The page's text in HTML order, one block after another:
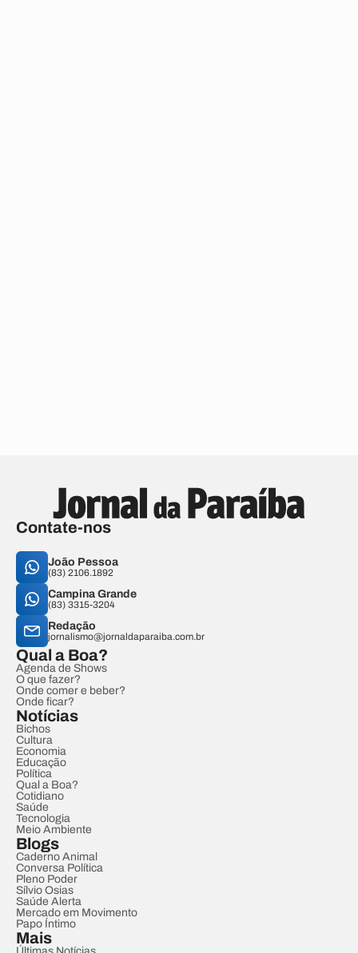
Contate-nos
João Pessoa
(83) 2106.1892
Campina Grande
(83) 3315-3204
Redação
jornalismo@jornaldaparaiba.com.br
Qual a Boa?
Agenda de Shows
O que fazer?
Onde comer e beber?
Onde ficar?
Notícias
Bichos
Cultura
Economia
Educação
Política
Qual a Boa?
Cotidiano
Saúde
Tecnologia
Meio Ambiente
Blogs
Caderno Animal
Conversa Política
Pleno Poder
Sílvio Osias
Saúde Alerta
Mercado em Movimento
Papo Íntimo
Mais